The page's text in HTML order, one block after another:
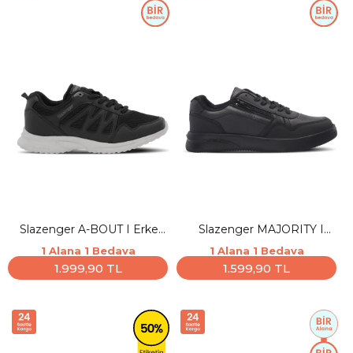
Slazenger A-BOUT I Erkek
Siyah / Koyu Gri Koşu &
Yürüyüş Spor Ayakkabısı
1 Alana 1 Bedava
1.999,90 TL
Slazenger MAJORITY I
Erkek Siyah / Siyah Günlük
Spor Ayakkabısı
1 Alana 1 Bedava
1.599,90 TL